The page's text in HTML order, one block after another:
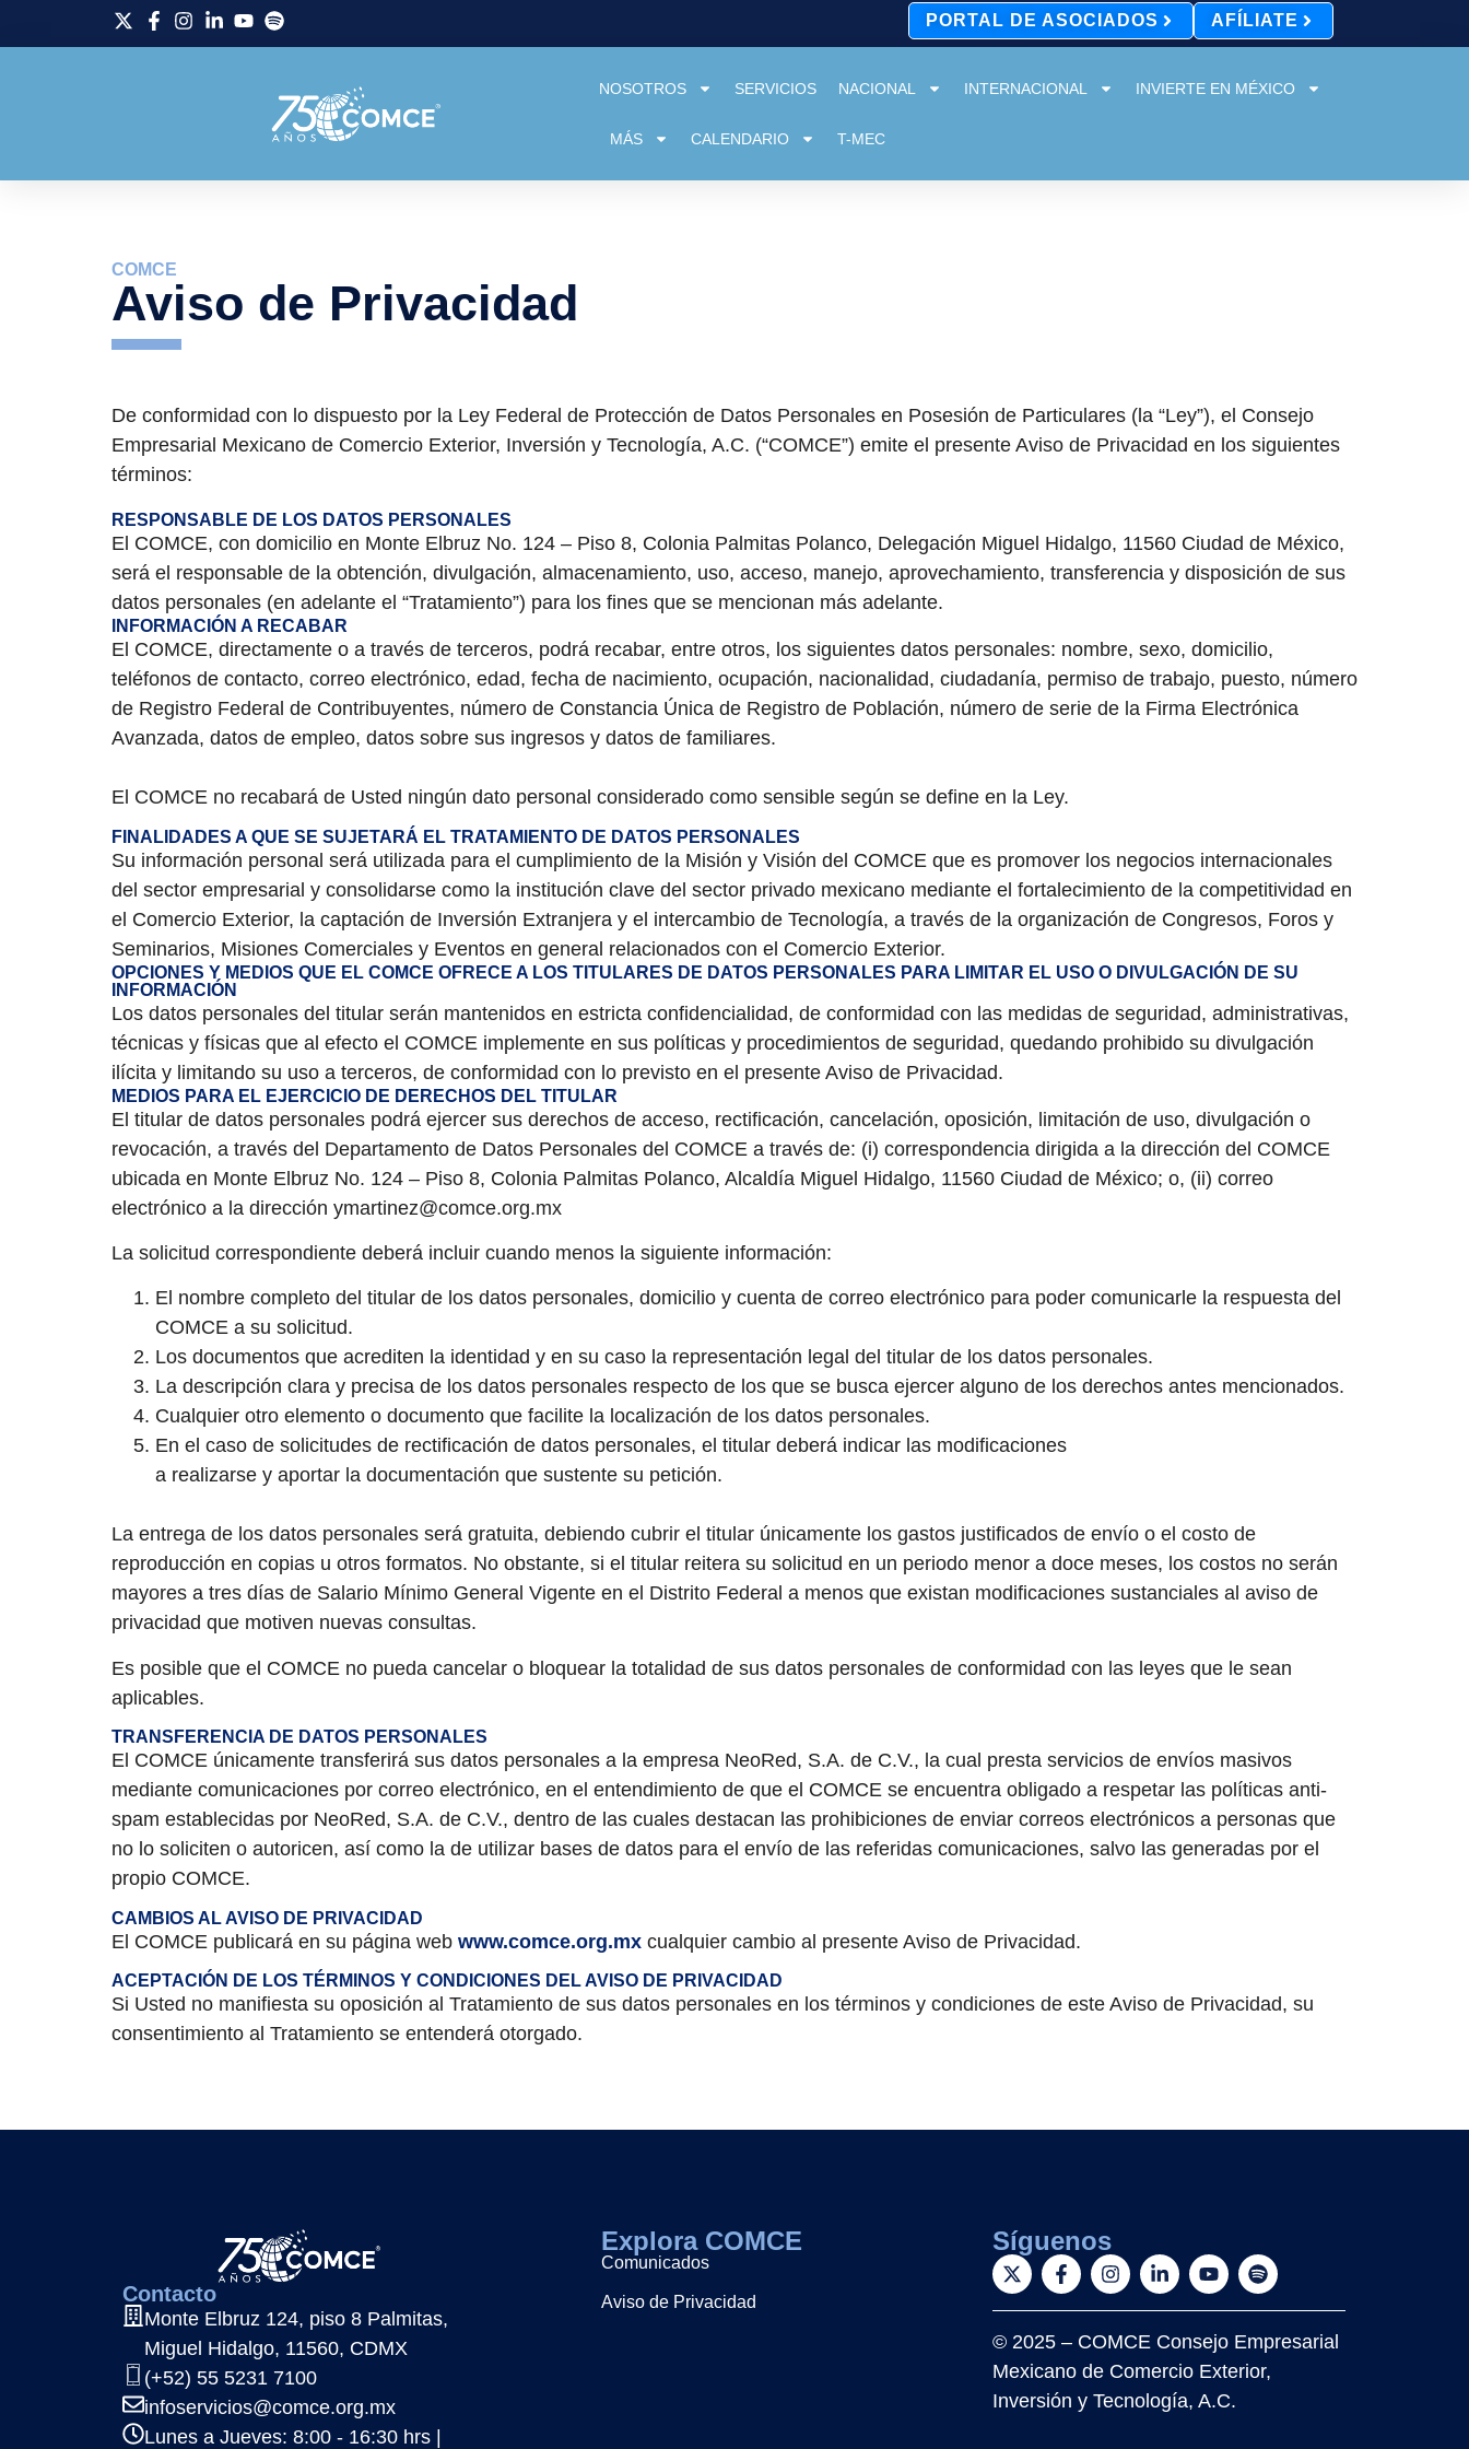
PORTAL DE ASOCIADOS AFÍLIATE
NOSOTROS SERVICIOS NACIONAL INTERNACIONAL INVIERTE EN MÉXICO
MÁS CALENDARIO T-MEC
COMCE
Aviso de Privacidad
De conformidad con lo dispuesto por la Ley Federal de Protección de Datos Personales en Posesión de Particulares (la “Ley”), el Consejo
Empresarial Mexicano de Comercio Exterior, Inversión y Tecnología, A.C. (“COMCE”) emite el presente Aviso de Privacidad en los siguientes
términos:
RESPONSABLE DE LOS DATOS PERSONALES
El COMCE, con domicilio en Monte Elbruz No. 124 – Piso 8, Colonia Palmitas Polanco, Delegación Miguel Hidalgo, 11560 Ciudad de México,
será el responsable de la obtención, divulgación, almacenamiento, uso, acceso, manejo, aprovechamiento, transferencia y disposición de sus
datos personales (en adelante el “Tratamiento”) para los fines que se mencionan más adelante.
INFORMACIÓN A RECABAR
El COMCE, directamente o a través de terceros, podrá recabar, entre otros, los siguientes datos personales: nombre, sexo, domicilio,
teléfonos de contacto, correo electrónico, edad, fecha de nacimiento, ocupación, nacionalidad, ciudadanía, permiso de trabajo, puesto, número
de Registro Federal de Contribuyentes, número de Constancia Única de Registro de Población, número de serie de la Firma Electrónica
Avanzada, datos de empleo, datos sobre sus ingresos y datos de familiares.
El COMCE no recabará de Usted ningún dato personal considerado como sensible según se define en la Ley.
FINALIDADES A QUE SE SUJETARÁ EL TRATAMIENTO DE DATOS PERSONALES
Su información personal será utilizada para el cumplimiento de la Misión y Visión del COMCE que es promover los negocios internacionales
del sector empresarial y consolidarse como la institución clave del sector privado mexicano mediante el fortalecimiento de la competitividad en
el Comercio Exterior, la captación de Inversión Extranjera y el intercambio de Tecnología, a través de la organización de Congresos, Foros y
Seminarios, Misiones Comerciales y Eventos en general relacionados con el Comercio Exterior.
OPCIONES Y MEDIOS QUE EL COMCE OFRECE A LOS TITULARES DE DATOS PERSONALES PARA LIMITAR EL USO O DIVULGACIÓN DE SU
INFORMACIÓN
Los datos personales del titular serán mantenidos en estricta confidencialidad, de conformidad con las medidas de seguridad, administrativas,
técnicas y físicas que al efecto el COMCE implemente en sus políticas y procedimientos de seguridad, quedando prohibido su divulgación
ilícita y limitando su uso a terceros, de conformidad con lo previsto en el presente Aviso de Privacidad.
MEDIOS PARA EL EJERCICIO DE DERECHOS DEL TITULAR
El titular de datos personales podrá ejercer sus derechos de acceso, rectificación, cancelación, oposición, limitación de uso, divulgación o
revocación, a través del Departamento de Datos Personales del COMCE a través de: (i) correspondencia dirigida a la dirección del COMCE
ubicada en Monte Elbruz No. 124 – Piso 8, Colonia Palmitas Polanco, Alcaldía Miguel Hidalgo, 11560 Ciudad de México; o, (ii) correo
electrónico a la dirección ymartinez@comce.org.mx
La solicitud correspondiente deberá incluir cuando menos la siguiente información:
El nombre completo del titular de los datos personales, domicilio y cuenta de correo electrónico para poder comunicarle la respuesta del
COMCE a su solicitud.
Los documentos que acrediten la identidad y en su caso la representación legal del titular de los datos personales.
La descripción clara y precisa de los datos personales respecto de los que se busca ejercer alguno de los derechos antes mencionados.
Cualquier otro elemento o documento que facilite la localización de los datos personales.
En el caso de solicitudes de rectificación de datos personales, el titular deberá indicar las modificaciones
a realizarse y aportar la documentación que sustente su petición.
La entrega de los datos personales será gratuita, debiendo cubrir el titular únicamente los gastos justificados de envío o el costo de
reproducción en copias u otros formatos. No obstante, si el titular reitera su solicitud en un periodo menor a doce meses, los costos no serán
mayores a tres días de Salario Mínimo General Vigente en el Distrito Federal a menos que existan modificaciones sustanciales al aviso de
privacidad que motiven nuevas consultas.
Es posible que el COMCE no pueda cancelar o bloquear la totalidad de sus datos personales de conformidad con las leyes que le sean
aplicables.
TRANSFERENCIA DE DATOS PERSONALES
El COMCE únicamente transferirá sus datos personales a la empresa NeoRed, S.A. de C.V., la cual presta servicios de envíos masivos
mediante comunicaciones por correo electrónico, en el entendimiento de que el COMCE se encuentra obligado a respetar las políticas anti-
spam establecidas por NeoRed, S.A. de C.V., dentro de las cuales destacan las prohibiciones de enviar correos electrónicos a personas que
no lo soliciten o autoricen, así como la de utilizar bases de datos para el envío de las referidas comunicaciones, salvo las generadas por el
propio COMCE.
CAMBIOS AL AVISO DE PRIVACIDAD
El COMCE publicará en su página web www.comce.org.mx cualquier cambio al presente Aviso de Privacidad.
ACEPTACIÓN DE LOS TÉRMINOS Y CONDICIONES DEL AVISO DE PRIVACIDAD
Si Usted no manifiesta su oposición al Tratamiento de sus datos personales en los términos y condiciones de este Aviso de Privacidad, su
consentimiento al Tratamiento se entenderá otorgado.
Contacto
Monte Elbruz 124, piso 8 Palmitas,
Miguel Hidalgo, 11560, CDMX
(+52) 55 5231 7100
infoservicios@comce.org.mx
Lunes a Jueves: 8:00 - 16:30 hrs |
Explora COMCE
Comunicados
Aviso de Privacidad
Síguenos
© 2025 – COMCE Consejo Empresarial
Mexicano de Comercio Exterior,
Inversión y Tecnología, A.C.